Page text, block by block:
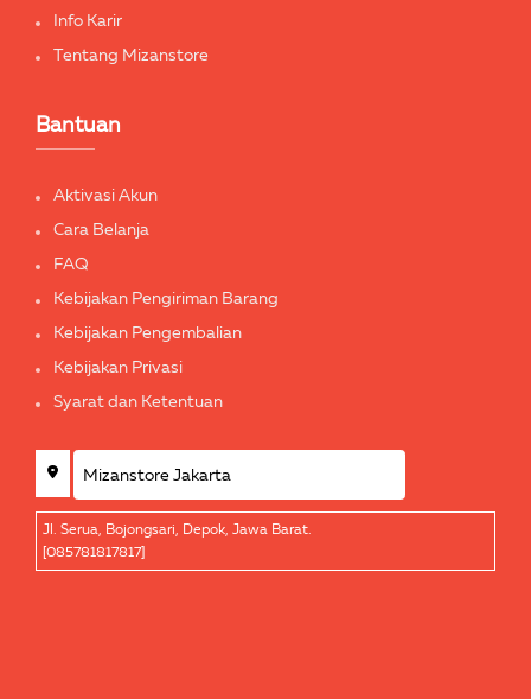
Info Karir
Tentang Mizanstore
Bantuan
Aktivasi Akun
Cara Belanja
FAQ
Kebijakan Pengiriman Barang
Kebijakan Pengembalian
Kebijakan Privasi
Syarat dan Ketentuan
Jl. Serua, Bojongsari, Depok, Jawa Barat.
[085781817817]